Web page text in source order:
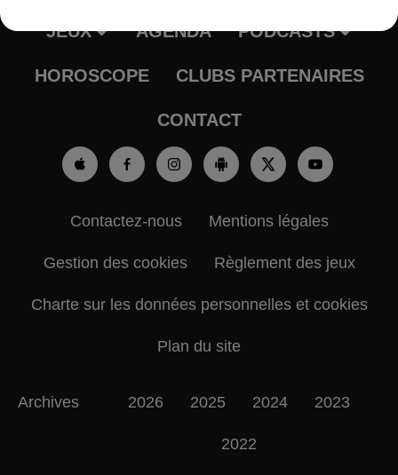
JEUX AGENDA PODCASTS
HOROSCOPE CLUBS PARTENAIRES
CONTACT
Contactez-nous Mentions légales
Gestion des cookies Règlement des jeux
Charte sur les données personnelles et cookies
Plan du site
Archives 2026 2025 2024 2023
2022